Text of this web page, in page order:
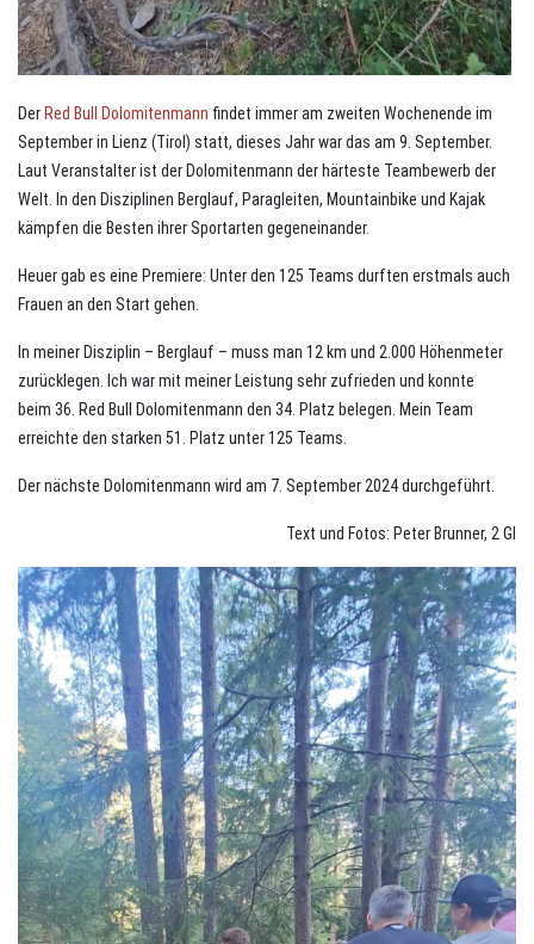
Der Red Bull Dolomitenmann findet immer am zweiten Wochenende im
September in Lienz (Tirol) statt, dieses Jahr war das am 9. September.
Laut Veranstalter ist der Dolomitenmann der härteste Teambewerb der
Welt. In den Disziplinen Berglauf, Paragleiten, Mountainbike und Kajak
kämpfen die Besten ihrer Sportarten gegeneinander.
Heuer gab es eine Premiere: Unter den 125 Teams durften erstmals auch
Frauen an den Start gehen.
In meiner Disziplin – Berglauf – muss man 12 km und 2.000 Höhenmeter
zurücklegen. Ich war mit meiner Leistung sehr zufrieden und konnte
beim 36. Red Bull Dolomitenmann den 34. Platz belegen. Mein Team
erreichte den starken 51. Platz unter 125 Teams.
Der nächste Dolomitenmann wird am 7. September 2024 durchgeführt.
Text und Fotos: Peter Brunner, 2 GI